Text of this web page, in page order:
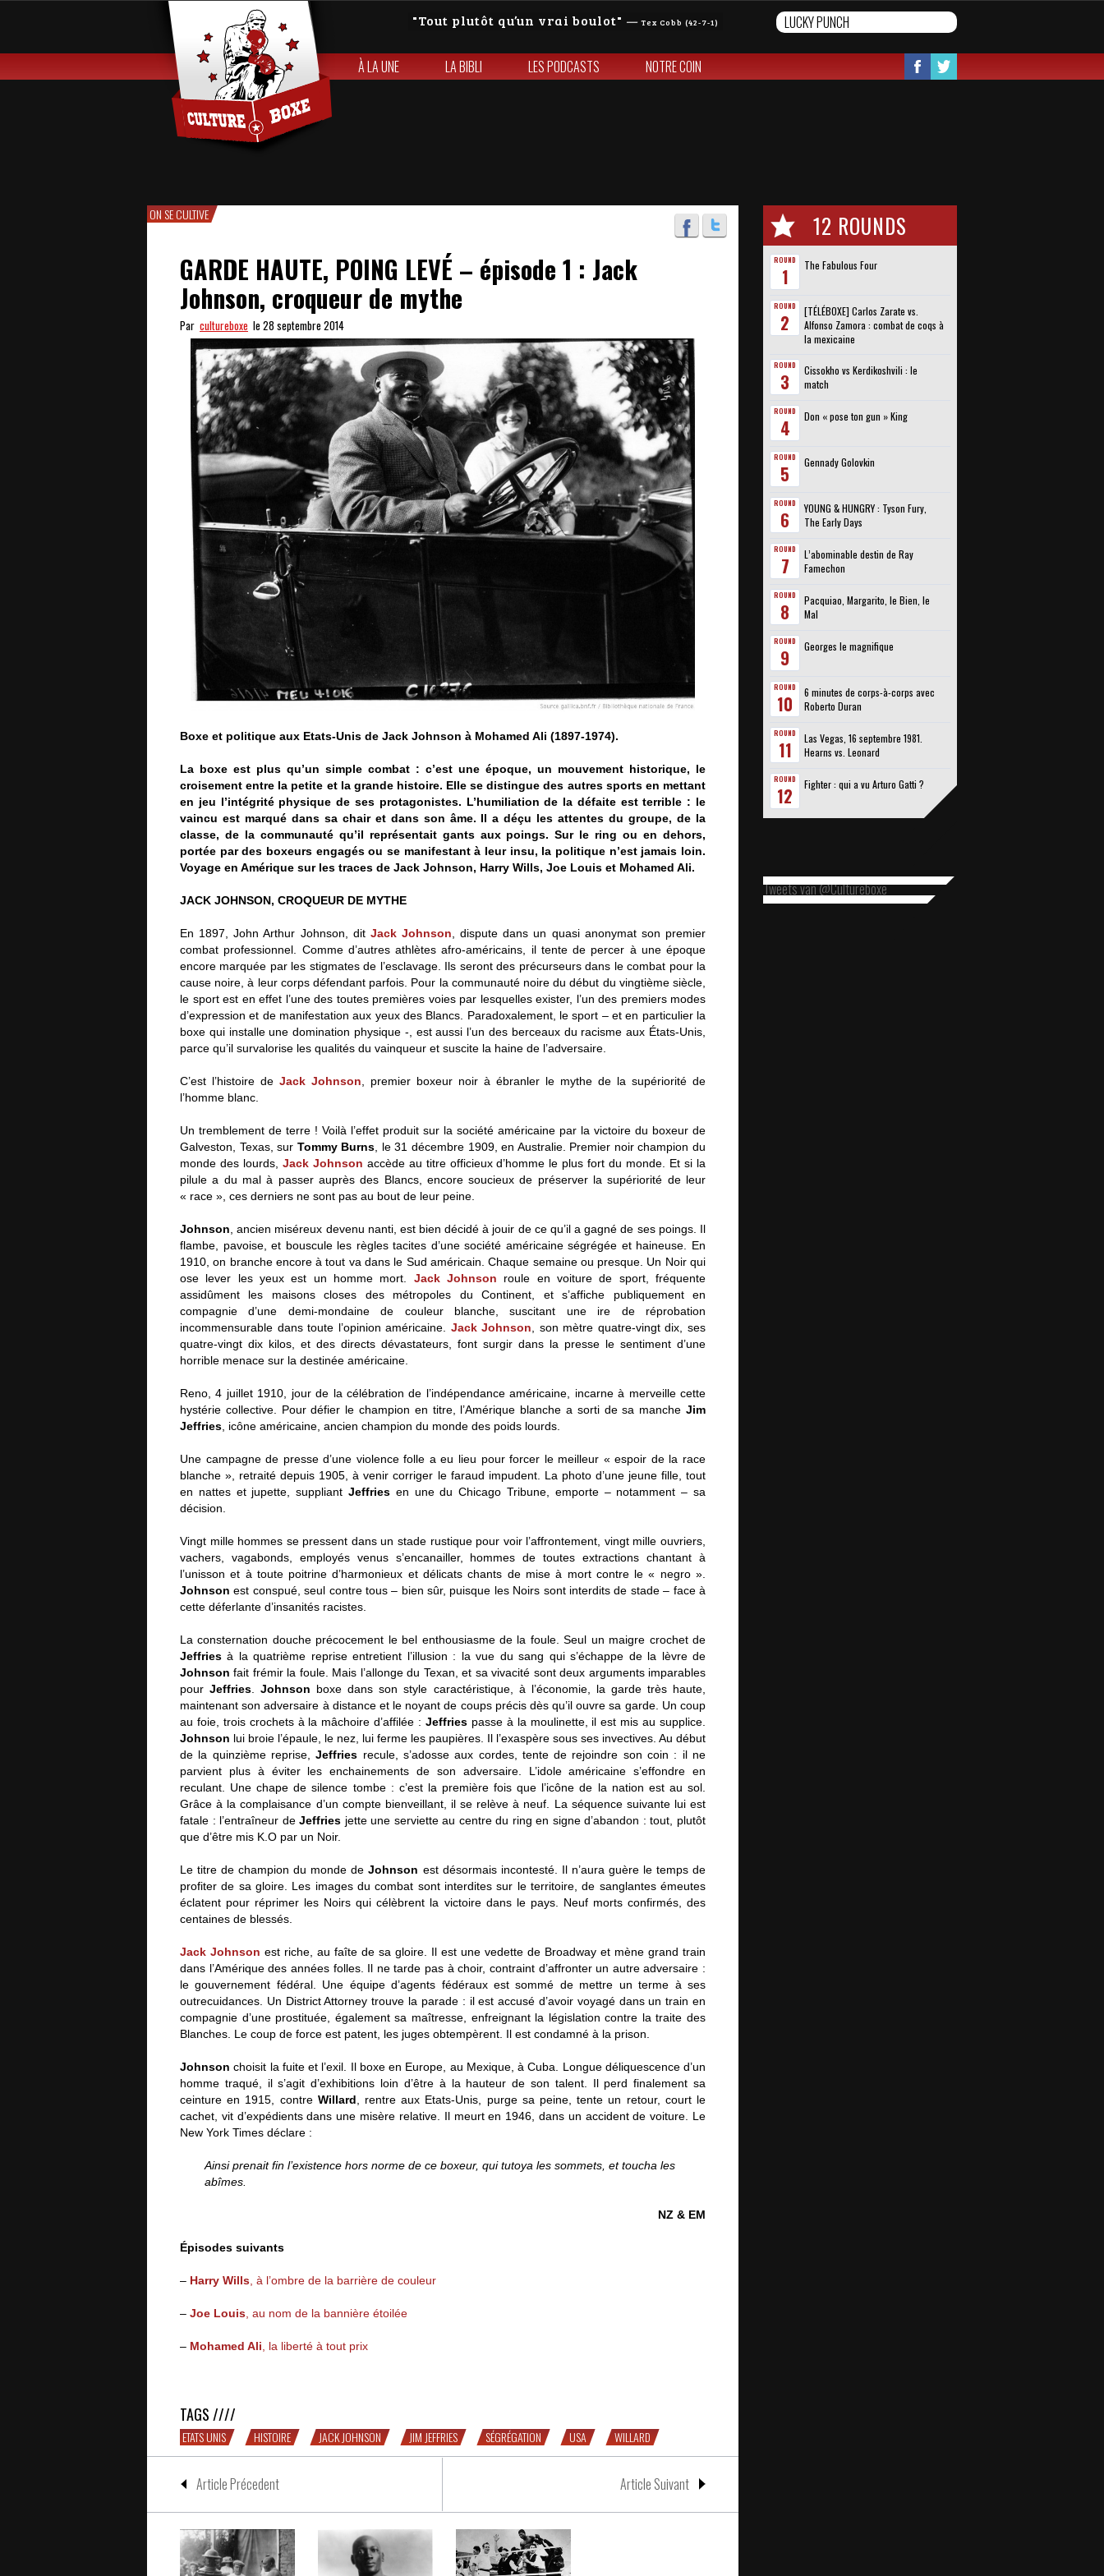
Tout plutôt qu’un vrai boulot — Tex Cobb (42-7-1)
À LA UNE LA BIBLI LES PODCASTS NOTRE COIN
12 ROUNDS
ROUND
1 The Fabulous Four
ROUND
2
[TÉLÉBOXE] Carlos Zarate vs.
Alfonso Zamora : combat de coqs à
la mexicaine
ROUND
3
Cissokho vs Kerdikoshvili : le
match
ROUND
4 Don « pose ton gun » King
ROUND
5 Gennady Golovkin
ROUND
6
YOUNG & HUNGRY : Tyson Fury,
The Early Days
ROUND
7
L’abominable destin de Ray
Famechon
ROUND
8
Pacquiao, Margarito, le Bien, le
Mal
ROUND
9 Georges le magnifique
ROUND
10
6 minutes de corps-à-corps avec
Roberto Duran
ROUND
11
Las Vegas, 16 septembre 1981.
Hearns vs. Leonard
ROUND
12 Fighter : qui a vu Arturo Gatti ?
Tweets van @Cultureboxe
ON SE CULTIVE
GARDE HAUTE, POING LEVÉ – épisode 1 : Jack
Johnson, croqueur de mythe
Par cultureboxe le 28 septembre 2014
Boxe et politique aux Etats-Unis de Jack Johnson à Mohamed Ali (1897-1974).
La boxe est plus qu’un simple combat : c’est une époque, un mouvement historique, le
croisement entre la petite et la grande histoire. Elle se distingue des autres sports en mettant
en jeu l’intégrité physique de ses protagonistes. L’humiliation de la défaite est terrible : le
vaincu est marqué dans sa chair et dans son âme. Il a déçu les attentes du groupe, de la
classe, de la communauté qu’il représentait gants aux poings. Sur le ring ou en dehors,
portée par des boxeurs engagés ou se manifestant à leur insu, la politique n’est jamais loin.
Voyage en Amérique sur les traces de Jack Johnson, Harry Wills, Joe Louis et Mohamed Ali.
JACK JOHNSON, CROQUEUR DE MYTHE
En 1897, John Arthur Johnson, dit Jack Johnson , dispute dans un quasi anonymat son premier
combat professionnel. Comme d’autres athlètes afro-américains, il tente de percer à une époque
encore marquée par les stigmates de l’esclavage. Ils seront des précurseurs dans le combat pour la
cause noire, à leur corps défendant parfois. Pour la communauté noire du début du vingtième siècle,
le sport est en effet l’une des toutes premières voies par lesquelles exister, l’un des premiers modes
d’expression et de manifestation aux yeux des Blancs. Paradoxalement, le sport – et en particulier la
boxe qui installe une domination physique -, est aussi l’un des berceaux du racisme aux États-Unis,
parce qu’il survalorise les qualités du vainqueur et suscite la haine de l’adversaire.
C’est l’histoire de Jack Johnson , premier boxeur noir à ébranler le mythe de la supériorité de
l’homme blanc.
Un tremblement de terre ! Voilà l’effet produit sur la société américaine par la victoire du boxeur de
Galveston, Texas, sur Tommy Burns , le 31 décembre 1909, en Australie. Premier noir champion du
monde des lourds, Jack Johnson accède au titre officieux d’homme le plus fort du monde. Et si la
pilule a du mal à passer auprès des Blancs, encore soucieux de préserver la supériorité de leur
« race », ces derniers ne sont pas au bout de leur peine.
Johnson , ancien miséreux devenu nanti, est bien décidé à jouir de ce qu’il a gagné de ses poings. Il
flambe, pavoise, et bouscule les règles tacites d’une société américaine ségrégée et haineuse. En
1910, on branche encore à tout va dans le Sud américain. Chaque semaine ou presque. Un Noir qui
ose lever les yeux est un homme mort. Jack Johnson roule en voiture de sport, fréquente
assidûment les maisons closes des métropoles du Continent, et s’affiche publiquement en
compagnie d’une demi-mondaine de couleur blanche, suscitant une ire de réprobation
incommensurable dans toute l’opinion américaine. Jack Johnson , son mètre quatre-vingt dix, ses
quatre-vingt dix kilos, et des directs dévastateurs, font surgir dans la presse le sentiment d’une
horrible menace sur la destinée américaine.
Reno, 4 juillet 1910, jour de la célébration de l’indépendance américaine, incarne à merveille cette
hystérie collective. Pour défier le champion en titre, l’Amérique blanche a sorti de sa manche Jim
Jeffries , icône américaine, ancien champion du monde des poids lourds.
Une campagne de presse d’une violence folle a eu lieu pour forcer le meilleur « espoir de la race
blanche », retraité depuis 1905, à venir corriger le faraud impudent. La photo d’une jeune fille, tout
en nattes et jupette, suppliant Jeffries en une du Chicago Tribune, emporte – notamment – sa
décision.
Vingt mille hommes se pressent dans un stade rustique pour voir l’affrontement, vingt mille ouvriers,
vachers, vagabonds, employés venus s’encanailler, hommes de toutes extractions chantant à
l’unisson et à toute poitrine d’harmonieux et délicats chants de mise à mort contre le « negro ».
Johnson est conspué, seul contre tous – bien sûr, puisque les Noirs sont interdits de stade – face à
cette déferlante d’insanités racistes.
La consternation douche précocement le bel enthousiasme de la foule. Seul un maigre crochet de
Jeffries à la quatrième reprise entretient l’illusion : la vue du sang qui s’échappe de la lèvre de
Johnson fait frémir la foule. Mais l’allonge du Texan, et sa vivacité sont deux arguments imparables
pourJeffries .Johnson boxe dans son style caractéristique, à l’économie, la garde très haute,
maintenant son adversaire à distance et le noyant de coups précis dès qu’il ouvre sa garde. Un coup
au foie, trois crochets à la mâchoire d’affilée : Jeffries passe à la moulinette, il est mis au supplice.
Johnson lui broie l’épaule, le nez, lui ferme les paupières. Il l’exaspère sous ses invectives. Au début
de la quinzième reprise,Jeffries recule, s’adosse aux cordes, tente de rejoindre son coin : il ne
parvient plus à éviter les enchainements de son adversaire. L’idole américaine s’effondre en
reculant. Une chape de silence tombe : c’est la première fois que l’icône de la nation est au sol.
Grâce à la complaisance d’un compte bienveillant, il se relève à neuf. La séquence suivante lui est
fatale : l’entraîneur deJeffries jette une serviette au centre du ring en signe d’abandon : tout, plutôt
que d’être mis K.O par un Noir.
Le titre de champion du monde deJohnson est désormais incontesté. Il n’aura guère le temps de
profiter de sa gloire. Les images du combat sont interdites sur le territoire, de sanglantes émeutes
éclatent pour réprimer les Noirs qui célèbrent la victoire dans le pays. Neuf morts confirmés, des
centaines de blessés.
Jack Johnson est riche, au faîte de sa gloire. Il est une vedette de Broadway et mène grand train
dans l’Amérique des années folles. Il ne tarde pas à choir, contraint d’affronter un autre adversaire :
le gouvernement fédéral. Une équipe d’agents fédéraux est sommé de mettre un terme à ses
outrecuidances. Un District Attorney trouve la parade : il est accusé d’avoir voyagé dans un train en
compagnie d’une prostituée, également sa maîtresse, enfreignant la législation contre la traite des
Blanches. Le coup de force est patent, les juges obtempèrent. Il est condamné à la prison.
Johnson choisit la fuite et l’exil. Il boxe en Europe, au Mexique, à Cuba. Longue déliquescence d’un
homme traqué, il s’agit d’exhibitions loin d’être à la hauteur de son talent. Il perd finalement sa
ceinture en 1915, contre Willard , rentre aux Etats-Unis, purge sa peine, tente un retour, court le
cachet, vit d’expédients dans une misère relative. Il meurt en 1946, dans un accident de voiture. Le
New York Times déclare :
Ainsi prenait fin l’existence hors norme de ce boxeur, qui tutoya les sommets, et toucha les
abîmes.
NZ & EM
Épisodes suivants
– Harry Wills , à l’ombre de la barrière de couleur
– Joe Louis , au nom de la bannière étoilée
– Mohamed Ali , la liberté à tout prix
TAGS ////
ETATS UNIS HISTOIRE JACK JOHNSON JIM JEFFRIES SÉGRÉGATION USA WILLARD
Article Précedent Article Suivant